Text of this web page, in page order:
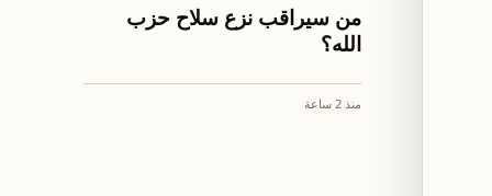
من سيراقب نزع سلاح حزب
الله؟
منذ 2 ساعة